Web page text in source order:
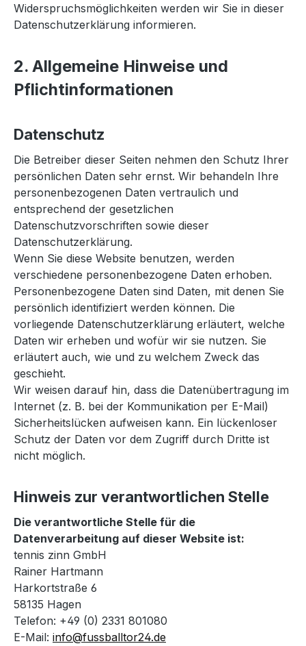
Widerspruchsmöglichkeiten werden wir Sie in dieser
Datenschutzerklärung informieren.
2. Allgemeine Hinweise und
Pflichtinformationen
Datenschutz
Die Betreiber dieser Seiten nehmen den Schutz Ihrer
persönlichen Daten sehr ernst. Wir behandeln Ihre
personenbezogenen Daten vertraulich und
entsprechend der gesetzlichen
Datenschutzvorschriften sowie dieser
Datenschutzerklärung.
Wenn Sie diese Website benutzen, werden
verschiedene personenbezogene Daten erhoben.
Personenbezogene Daten sind Daten, mit denen Sie
persönlich identifiziert werden können. Die
vorliegende Datenschutzerklärung erläutert, welche
Daten wir erheben und wofür wir sie nutzen. Sie
erläutert auch, wie und zu welchem Zweck das
geschieht.
Wir weisen darauf hin, dass die Datenübertragung im
Internet (z. B. bei der Kommunikation per E-Mail)
Sicherheitslücken aufweisen kann. Ein lückenloser
Schutz der Daten vor dem Zugriff durch Dritte ist
nicht möglich.
Hinweis zur verantwortlichen Stelle
Die verantwortliche Stelle für die
Datenverarbeitung auf dieser Website ist:
tennis zinn GmbH
Rainer Hartmann
Harkortstraße 6
58135 Hagen
Telefon: +49 (0) 2331 801080
E-Mail: info@fussballtor24.de